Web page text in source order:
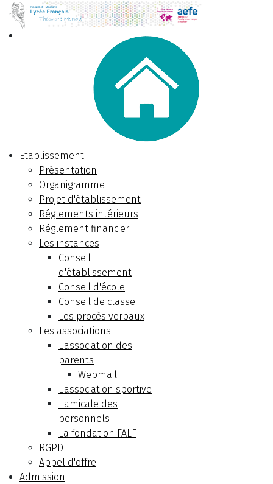
Etablissement
Présentation
Organigramme
Projet d'établissement
Réglements intérieurs
Réglement financier
Les instances
Conseil
d'établissement
Conseil d'école
Conseil de classe
Les procès verbaux
Les associations
L'association des
parents
Webmail
L'association sportive
L'amicale des
personnels
La fondation FALF
RGPD
Appel d'offre
Admission